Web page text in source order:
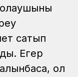
сатып
Егер
ол